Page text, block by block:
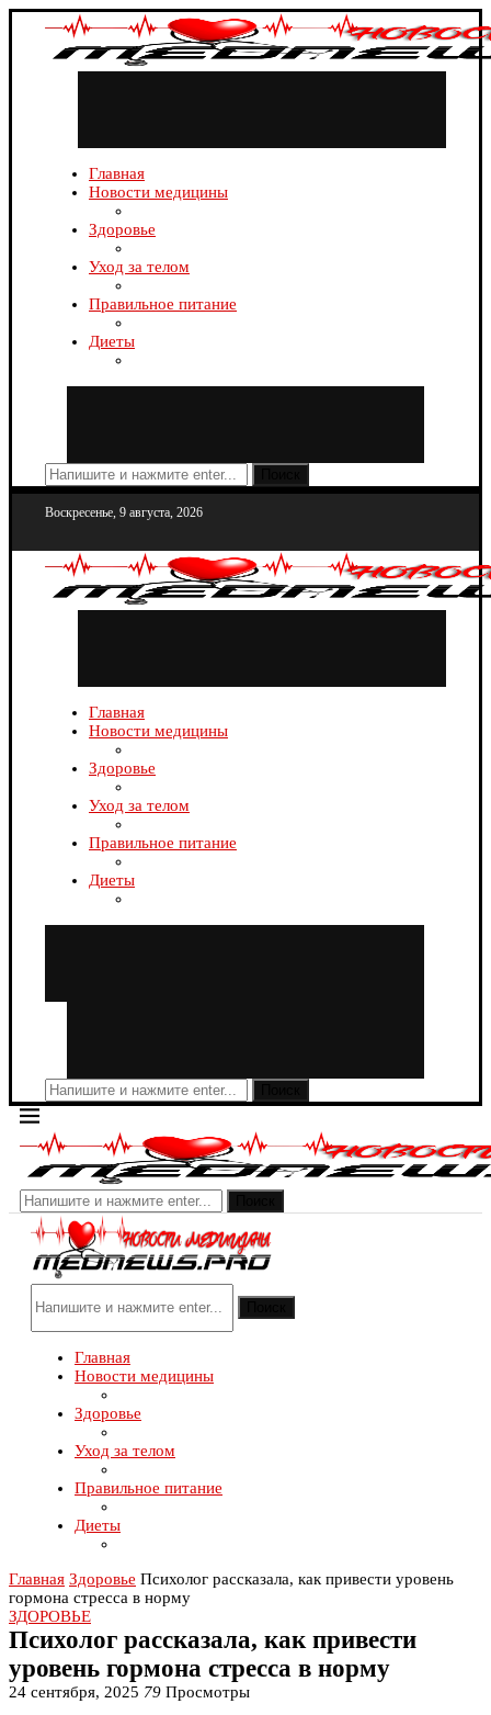
Главная
Новости медицины
Здоровье
Уход за телом
Правильное питание
Диеты
Воскресенье, 9 августа, 2026
Главная
Новости медицины
Здоровье
Уход за телом
Правильное питание
Диеты
Главная
Новости медицины
Здоровье
Уход за телом
Правильное питание
Диеты
Главная Здоровье Психолог рассказала, как привести уровень
гормона стресса в норму
ЗДОРОВЬЕ
Психолог рассказала, как привести
уровень гормона стресса в норму
24 сентября, 2025 79 Просмотры